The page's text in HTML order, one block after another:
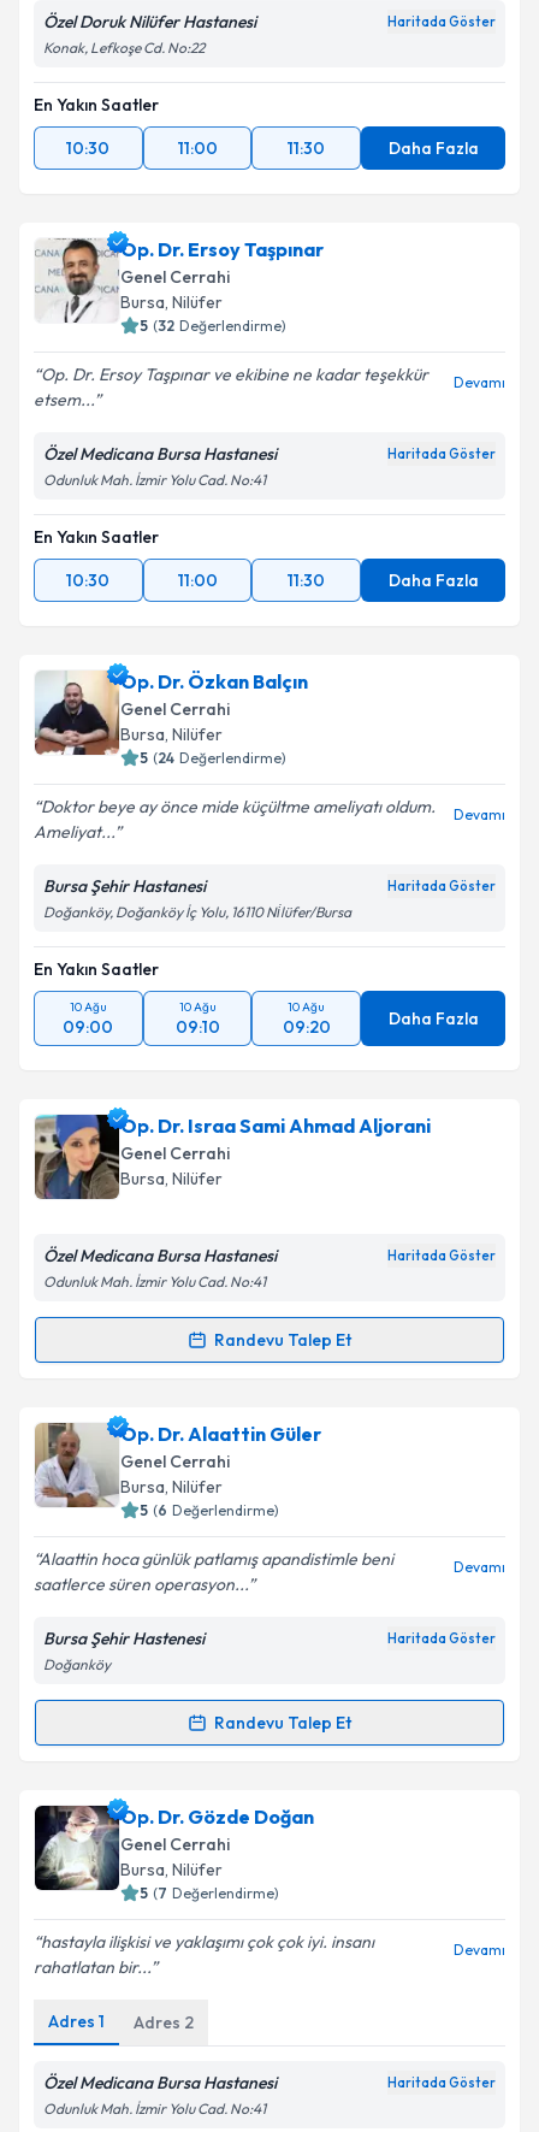
Özel Doruk Nilüfer Hastanesi Haritada Göster
Konak, Lefkoşe Cd. No:22
En Yakın Saatler
10:30
11:00 11:30 Daha Fazla
Op. Dr. Ersoy Taşpınar
Genel Cerrahi
Bursa, Nilüfer
5 (32 Değerlendirme)
Op. Dr. Ersoy Taşpınar ve ekibine ne kadar teşekkür
etsem...
Devamı
Özel Medicana Bursa Hastanesi Haritada Göster
Odunluk Mah. İzmir Yolu Cad. No:41
En Yakın Saatler
10:30
11:00 11:30 Daha Fazla
Op. Dr. Özkan Balçın
Genel Cerrahi
Bursa, Nilüfer
5 (24 Değerlendirme)
Doktor beye ay önce mide küçültme ameliyatı oldum.
Ameliyat...
Devamı
Bursa Şehir Hastanesi Haritada Göster
Doğanköy, Doğanköy İç Yolu, 16110 Ni̇lüfer/Bursa
En Yakın Saatler
10 Ağu
09:00
10 Ağu
09:10
10 Ağu
09:20 Daha Fazla
Op. Dr. Israa Sami Ahmad Aljorani
Genel Cerrahi
Bursa, Nilüfer
Özel Medicana Bursa Hastanesi Haritada Göster
Odunluk Mah. İzmir Yolu Cad. No:41
Randevu Talep Et
Randevu Takvimi Talebi
Op. Dr. Israa Sami Ahmad Aljorani
takvimi talebi oluşturun. Size bu uzmandan randevu
almanız için bir takvim hazırlandığında e-posta ile
bilgilendireceğiz.
E-posta Adresiniz
Metni'ni okudum ve kişisel verilerimin belirtilen
kapsamda işlenmesini kabul ediyorum.
Op. Dr. Alaattin Güler
Genel Cerrahi
Bursa, Nilüfer
5 (6 Değerlendirme)
Alaattin hoca günlük patlamış apandistimle beni
saatlerce süren operasyon...
Devamı
Bursa Şehir Hastenesi Haritada Göster
Doğanköy
Randevu Talep Et
Randevu Takvimi Talebi
Op. Dr. Alaattin Güleriçin randevu takvimi talebi
oluşturun. Size bu uzmandan randevu almanız için bir
takvim hazırlandığında e-posta ile bilgilendireceğiz.
Kişisel verilerimin işlenmesine ilişkin
Metni'ni okudum ve kişisel verilerimin belirtilen
kapsamda işlenmesini kabul ediyorum.
Op. Dr. Gözde Doğan
Genel Cerrahi
Bursa, Nilüfer
5 (7 Değerlendirme)
hastayla ilişkisi ve yaklaşımı çok çok iyi. insanı
rahatlatan bir...
Devamı
Adres 1 Adres 2
Özel Medicana Bursa Hastanesi Haritada Göster
Odunluk Mah. İzmir Yolu Cad. No:41